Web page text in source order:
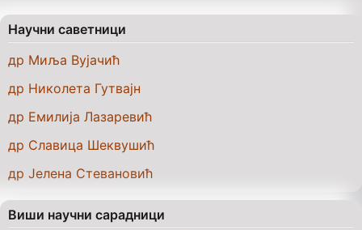
Научни саветници
др Mиља Вујачић
др Николета Гутвајн
др Емилија Лазаревић
др Славица Шеквушић
др Јелена Стевановић
Виши научни сарадници